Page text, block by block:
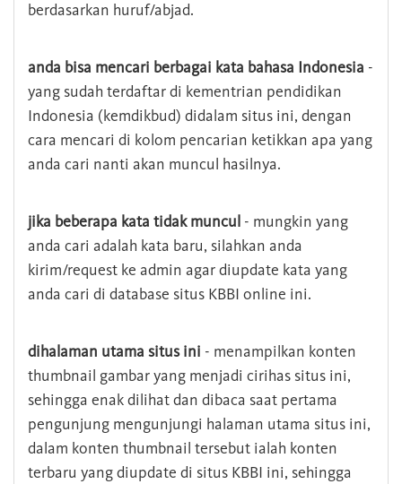
berdasarkan huruf/abjad.
anda bisa mencari berbagai kata bahasa Indonesia -
yang sudah terdaftar di kementrian pendidikan
Indonesia (kemdikbud) didalam situs ini, dengan
cara mencari di kolom pencarian ketikkan apa yang
anda cari nanti akan muncul hasilnya.
jika beberapa kata tidak muncul - mungkin yang
anda cari adalah kata baru, silahkan anda
kirim/request ke admin agar diupdate kata yang
anda cari di database situs KBBI online ini.
dihalaman utama situs ini - menampilkan konten
thumbnail gambar yang menjadi cirihas situs ini,
sehingga enak dilihat dan dibaca saat pertama
pengunjung mengunjungi halaman utama situs ini,
dalam konten thumbnail tersebut ialah konten
terbaru yang diupdate di situs KBBI ini, sehingga